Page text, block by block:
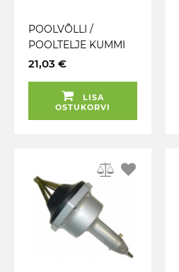
POOLVÕLLI /
POOLTELJE KUMMI
PAIGALDAJA
100MM JBM
21,03 €
LISA
OSTUKORVI